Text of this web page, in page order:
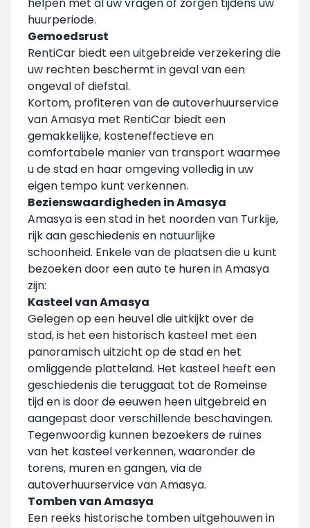
huurperiode.
Gemoedsrust
RentiCar biedt een uitgebreide verzekering die
uw rechten beschermt in geval van een
ongeval of diefstal.
Kortom, profiteren van de autoverhuurservice
van Amasya met RentiCar biedt een
gemakkelijke, kosteneffectieve en
comfortabele manier van transport waarmee
u de stad en haar omgeving volledig in uw
eigen tempo kunt verkennen.
Bezienswaardigheden in Amasya
Amasya is een stad in het noorden van Turkije,
rijk aan geschiedenis en natuurlijke
schoonheid. Enkele van de plaatsen die u kunt
bezoeken door een auto te huren in Amasya
zijn:
Kasteel van Amasya
Gelegen op een heuvel die uitkijkt over de
stad, is het een historisch kasteel met een
panoramisch uitzicht op de stad en het
omliggende platteland. Het kasteel heeft een
geschiedenis die teruggaat tot de Romeinse
tijd en is door de eeuwen heen uitgebreid en
aangepast door verschillende beschavingen.
Tegenwoordig kunnen bezoekers de ruïnes
van het kasteel verkennen, waaronder de
torens, muren en gangen, via de
autoverhuurservice van Amasya.
Tomben van Amasya
Een reeks historische tomben uitgehouwen in